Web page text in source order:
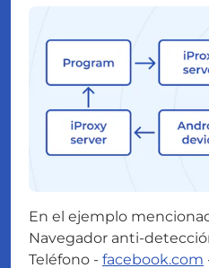
En el ejemplo
Navegador anti-
Teléfono - facebook.com